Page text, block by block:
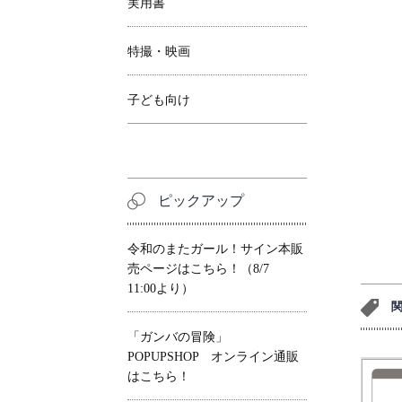
実用書
特撮・映画
子ども向け
ピックアップ
令和のまたガール！サイン本販
売ページはこちら！（8/7
11:00より）
「ガンバの冒険」
POPUPSHOP オンライン通販
はこちら！